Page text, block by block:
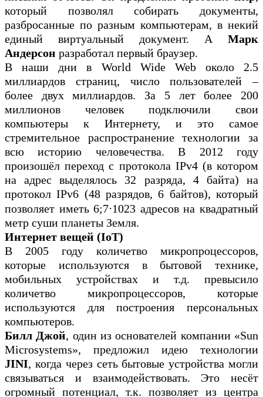
который позволял собирать документы,
разбросанные по разным компьютерам, в некий
единый виртуальный документ. А Марк
Андерсон разработал первый браузер.
В наши дни в World Wide Web около 2.5
миллиардов страниц, число пользователей –
более двух миллиардов. За 5 лет более 200
миллионов человек подключили свои
компьютеры к Интернету, и это самое
стремительное распространение технологии за
всю историю человечества. В 2012 году
произошёл переход с протокола IPv4 (в котором
на адрес выделялось 32 разряда, 4 байта) на
протокол IPv6 (48 разрядов, 6 байтов), который
позволяет иметь 6;7⋅1023 адресов на квадратный
метр суши планеты Земля.
Интернет вещей (IoT)
В 2005 году количетво микропроцессоров,
которые используются в бытовой технике,
мобильных устройствах и т.д. превысило
количетво микропроцессоров, которые
используются для построения персональных
компьютеров.
Билл Джой, один из основателей компании «Sun
Microsystems», предложил идею технологии
JINI, когда через сеть бытовые устройства могли
связываться и взаимодействовать. Это несёт
огромный потенциал, т.к. позволяет из центра